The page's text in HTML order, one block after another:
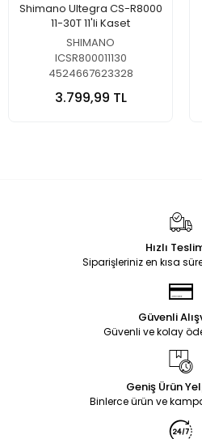
Shimano Ultegra CS-R8000
11-30T 11'li Kaset
SHIMANO
ICSR800011130
4524667623328
3.799,99 TL
Hızlı
Siparişleriniz en kısa
Güvenli
Güvenli ve kolay
Geniş Ürün
Binlerce ürün ve